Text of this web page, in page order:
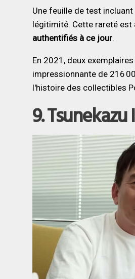
Une feuille de test
légitimité. Cette rareté est
authentifiés à ce jour.
En 2021, deux
impressionnante de 216
l'histoire des collectibles
9.